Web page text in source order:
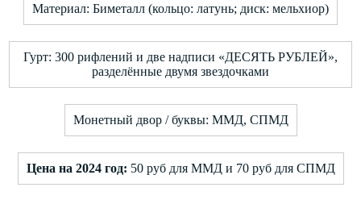
Материал: Биметалл (кольцо: латунь; диск: мельхиор)
Гурт: 300 рифлений и две надписи «ДЕСЯТЬ РУБЛЕЙ»,
разделённые двумя звездочками
Монетный двор / буквы: ММД, СПМД
Цена на 2024 год: 50 руб для ММД и 70 руб для СПМД